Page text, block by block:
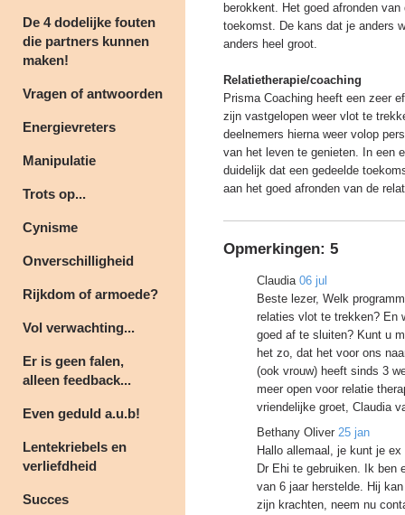
De 4 dodelijke fouten
die partners kunnen
maken!
Vragen of antwoorden
Energievreters
Manipulatie
Trots op...
Cynisme
Onverschilligheid
Rijkdom of armoede?
Vol verwachting...
Er is geen falen,
alleen feedback...
Even geduld a.u.b!
Lentekriebels en
verliefdheid
Succes
berokkent. Het goed afronden
toekomst. De kans dat je anders
anders heel groot.
Relatietherapie/coaching
Prisma Coaching heeft een zeer
zijn vastgelopen weer vlot te
deelnemers hierna weer volop
van het leven te genieten. In een
duidelijk dat een gedeelde
aan het goed afronden van de
Opmerkingen: 5
Claudia 06 jul
Beste lezer, Welk
relaties vlot te trekken? En
goed af te sluiten? Kunt u
het zo, dat het voor ons
(ook vrouw) heeft sinds 3
meer open voor relatie
vriendelijke groet, Claudia
Bethany Oliver 25 jan
Hallo allemaal, je kunt je
Dr Ehi te gebruiken. Ik ben
van 6 jaar herstelde. Hij
zijn krachten, neem nu